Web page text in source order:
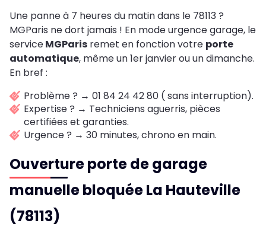
Une panne à 7 heures du matin dans le 78113 ?
MGParis ne dort jamais ! En mode urgence garage, le
serviceMGParis remet en fonction votre porte
automatique, même un 1er janvier ou un dimanche.
En bref :
Problème ? → 01 84 24 42 80 ( sans interruption).
Expertise ? → Techniciens aguerris, pièces
certifiées et garanties.
Urgence ? → 30 minutes, chrono en main.
Ouverture porte de garage
manuelle bloquée La Hauteville
(78113)